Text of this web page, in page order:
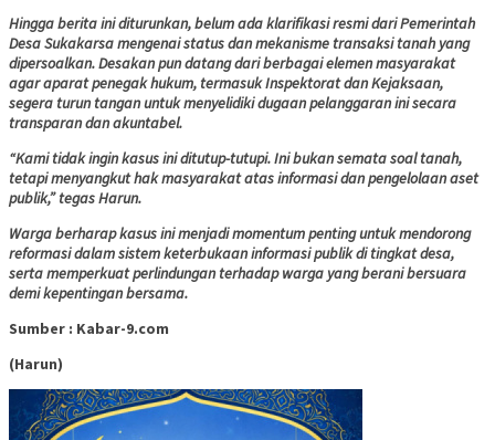
Hingga berita ini diturunkan, belum ada klarifikasi resmi dari Pemerintah
Desa Sukakarsa mengenai status dan mekanisme transaksi tanah yang
dipersoalkan. Desakan pun datang dari berbagai elemen masyarakat
agar aparat penegak hukum, termasuk Inspektorat dan Kejaksaan,
segera turun tangan untuk menyelidiki dugaan pelanggaran ini secara
transparan dan akuntabel.
“Kami tidak ingin kasus ini ditutup-tutupi. Ini bukan semata soal tanah,
tetapi menyangkut hak masyarakat atas informasi dan pengelolaan aset
publik,” tegas Harun.
Warga berharap kasus ini menjadi momentum penting untuk mendorong
reformasi dalam sistem keterbukaan informasi publik di tingkat desa,
serta memperkuat perlindungan terhadap warga yang berani bersuara
demi kepentingan bersama.
Sumber : Kabar-9.com
(Harun)